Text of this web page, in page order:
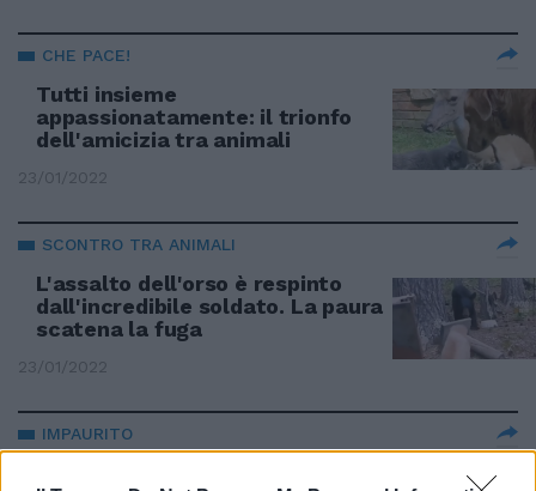
CHE PACE!
Tutti insieme
appassionatamente: il trionfo
dell'amicizia tra animali
23/01/2022
SCONTRO TRA ANIMALI
L'assalto dell'orso è respinto
dall'incredibile soldato. La paura
scatena la fuga
23/01/2022
IMPAURITO